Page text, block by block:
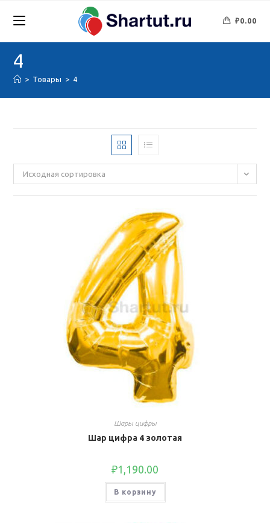
₽0.00
4
> Товары > 4
Исходная сортировка
Шары цифры
Шар цифра 4 золотая
₽1,190.00
В корзину